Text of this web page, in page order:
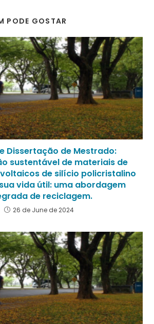
PODE GOSTAR
Dissertação de Mestrado:
sustentável de materiais de
de silício policristalino
vida útil: uma abordagem
de reciclagem.
26 de June de 2024